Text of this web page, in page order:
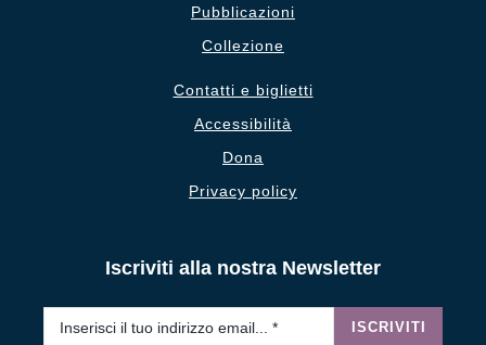
Pubblicazioni
Collezione
Contatti e biglietti
Accessibilità
Dona
Privacy policy
Iscriviti alla nostra Newsletter
ISCRIVITI